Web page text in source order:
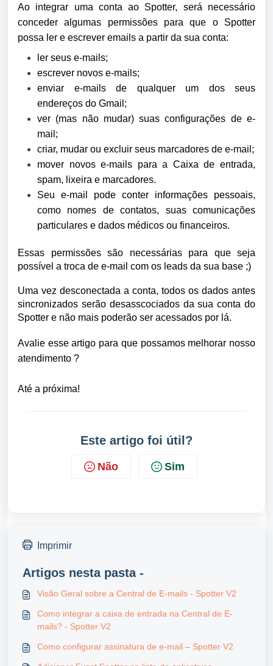
Ao integrar uma conta ao Spotter, será necessário
conceder algumas permissões para que o Spotter
possa ler e escrever emails a partir da sua conta:
ler seus e-mails;
escrever novos e-mails;
enviar e-mails de qualquer um dos seus
endereços do Gmail;
ver (mas não mudar) suas configurações de e-
mail;
criar, mudar ou excluir seus marcadores de e-mail;
mover novos e-mails para a Caixa de entrada,
spam, lixeira e marcadores.
Seu e-mail pode conter informações pessoais,
como nomes de contatos, suas comunicações
particulares e dados médicos ou financeiros.
Essas permissões são necessárias para que seja
possível a troca de e-mail com os leads da sua base ;)
Uma vez desconectada a conta, todos os dados antes
sincronizados serão desasscociados da sua conta do
Spotter e não mais poderão ser acessados por lá.
Avalie esse artigo para que possamos melhorar nosso
atendimento ?
Até a próxima!
Este artigo foi útil?
Não Sim
Imprimir
Artigos nesta pasta -
Visão Geral sobre a Central de E-mails - Spotter V2
Como integrar a caixa de entrada na Central de E-
mails? - Spotter V2
Como configurar assinatura de e-mail – Spotter V2